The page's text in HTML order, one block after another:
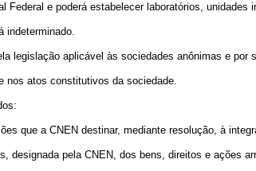
Federal e poderá estabelecer laboratórios,
indeterminado.
legislação aplicável às sociedades anônimas e
nos atos constitutivos da sociedade.
a CNEN destinar, mediante resolução, à
pela CNEN, dos bens, direitos e ações